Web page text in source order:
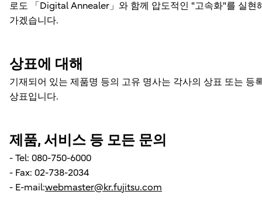
로도 「Digital Annealer」와 함께 압도적인 "고속화"를 실현
가겠습니다.
상표에 대해
기재되어 있는 제품명 등의 고유 명사는 각사의 상표 또는 등
상표입니다.
제품, 서비스 등 모든 문의
- Tel: 080-750-6000
- Fax: 02-738-2034
- E-mail:webmaster@kr.fujitsu.com